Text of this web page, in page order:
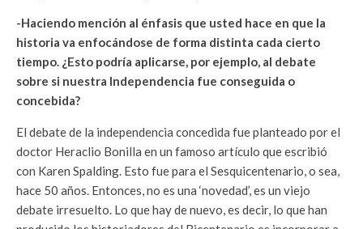
-Haciendo mención al énfasis que usted hace en que la
historia va enfocándose de forma distinta cada cierto
tiempo. ¿Esto podría aplicarse, por ejemplo, al debate
sobre si nuestra Independencia fue conseguida o
concebida?
El debate de la independencia concedida fue planteado por el
doctor Heraclio Bonilla en un famoso artículo que escribió
con Karen Spalding. Esto fue para el Sesquicentenario, o sea,
hace 50 años. Entonces, no es una ‘novedad’, es un viejo
debate irresuelto. Lo que hay de nuevo, es decir, lo que han